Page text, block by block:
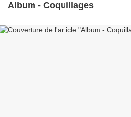
Album - Coquillages